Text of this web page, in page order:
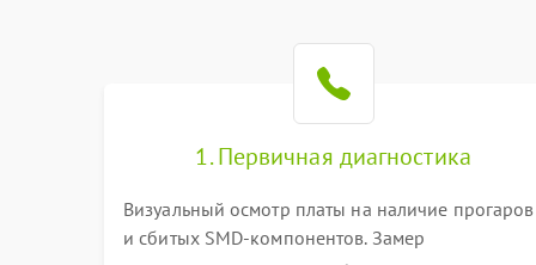
Электронные компоненты
Интерфейсы
1. Первичная диагностика
Визуальный осмотр платы на наличие прогаров
и сбитых SMD-компонентов. Замер